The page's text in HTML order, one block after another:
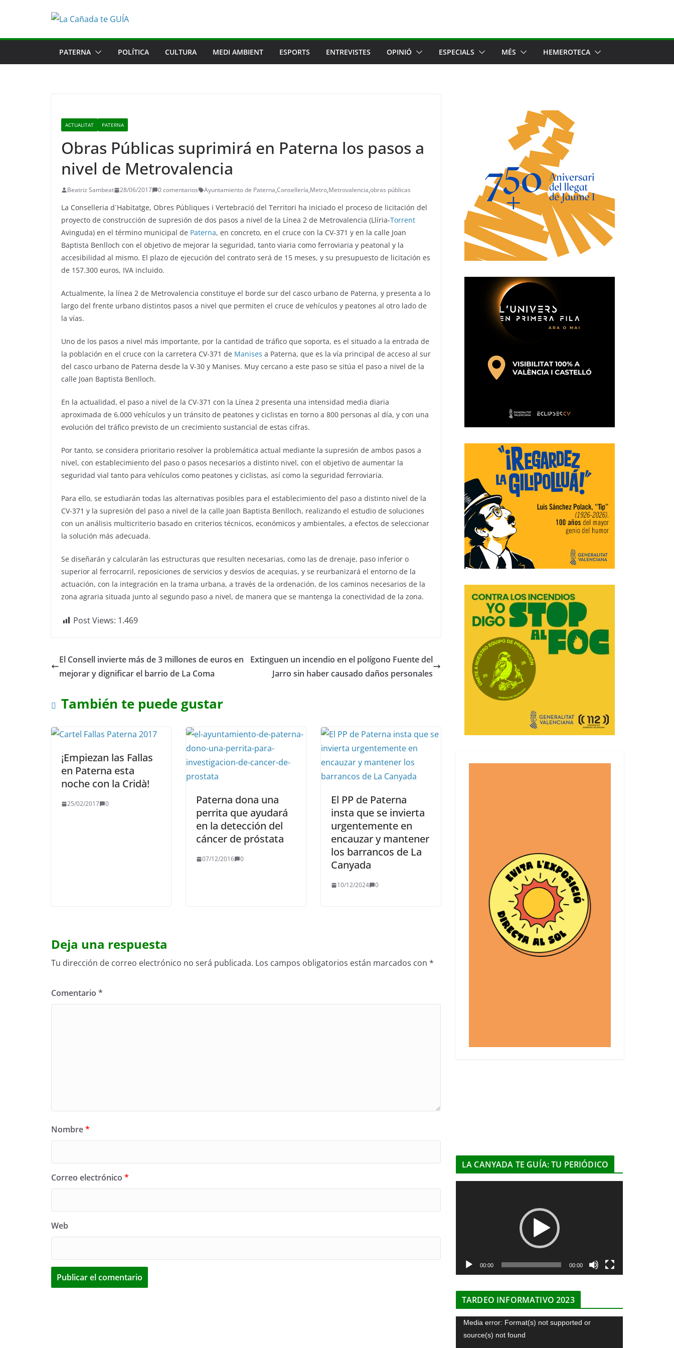
PATERNA POLÍTICA CULTURA MEDI AMBIENT ESPORTS ENTREVISTES OPINIÓ ESPECIALS MÉS HEMEROTECA
ACTUALITAT PATERNA
Obras Públicas suprimirá en Paterna los pasos a
nivel de Metrovalencia
Beatriz Sambeat 28/06/2017 0 comentarios Ayuntamiento de Paterna,Consellería,Metro,Metrovalencia,obras públicas
La Conselleria d´Habitatge, Obres Públiques i Vertebració del Territori ha iniciado el proceso de licitación del
proyecto de construcción de supresión de dos pasos a nivel de la Línea 2 de Metrovalencia (Llíria-Torrent
Avinguda) en el término municipal de Paterna, en concreto, en el cruce con la CV-371 y en la calle Joan
Baptista Benlloch con el objetivo de mejorar la seguridad, tanto viaria como ferroviaria y peatonal y la
accesibilidad al mismo. El plazo de ejecución del contrato será de 15 meses, y su presupuesto de licitación es
de 157.300 euros, IVA incluido.
Actualmente, la línea 2 de Metrovalencia constituye el borde sur del casco urbano de Paterna, y presenta a lo
largo del frente urbano distintos pasos a nivel que permiten el cruce de vehículos y peatones al otro lado de
la vías.
Uno de los pasos a nivel más importante, por la cantidad de tráfico que soporta, es el situado a la entrada de
la población en el cruce con la carretera CV-371 de Manises a Paterna, que es la vía principal de acceso al sur
del casco urbano de Paterna desde la V-30 y Manises. Muy cercano a este paso se sitúa el paso a nivel de la
calle Joan Baptista Benlloch.
En la actualidad, el paso a nivel de la CV-371 con la Línea 2 presenta una intensidad media diaria
aproximada de 6.000 vehículos y un tránsito de peatones y ciclistas en torno a 800 personas al día, y con una
evolución del tráfico previsto de un crecimiento sustancial de estas cifras.
Por tanto, se considera prioritario resolver la problemática actual mediante la supresión de ambos pasos a
nivel, con establecimiento del paso o pasos necesarios a distinto nivel, con el objetivo de aumentar la
seguridad vial tanto para vehículos como peatones y ciclistas, así como la seguridad ferroviaria.
Para ello, se estudiarán todas las alternativas posibles para el establecimiento del paso a distinto nivel de la
CV-371 y la supresión del paso a nivel de la calle Joan Baptista Benlloch, realizando el estudio de soluciones
con un análisis multicriterio basado en criterios técnicos, económicos y ambientales, a efectos de seleccionar
la solución más adecuada.
Se diseñarán y calcularán las estructuras que resulten necesarias, como las de drenaje, paso inferior o
superior al ferrocarril, reposiciones de servicios y desvíos de acequias, y se reurbanizará el entorno de la
actuación, con la integración en la trama urbana, a través de la ordenación, de los caminos necesarios de la
zona agraria situada junto al segundo paso a nivel, de manera que se mantenga la conectividad de la zona.
Post Views: 1.469
El Consell invierte más de 3 millones de euros en
mejorar y dignificar el barrio de La Coma
Extinguen un incendio en el polígono Fuente del
Jarro sin haber causado daños personales
También te puede gustar
¡Empiezan las Fallas
en Paterna esta
noche con la Cridà!
25/02/2017 0
Paterna dona una
perrita que ayudará
en la detección del
cáncer de próstata
07/12/2016 0
El PP de Paterna
insta que se invierta
urgentemente en
encauzar y mantener
los barrancos de La
Canyada
10/12/2024 0
Deja una respuesta
Tu dirección de correo electrónico no será publicada. Los campos obligatorios están marcados con *
Comentario *
Nombre*
Correo electrónico *
Web
LA CANYADA TE GUÍA: TU PERIÓDICO
c
r
00:00 00:00
TARDEO INFORMATIVO 2023
Media error: Format(s) not supported or
source(s) not found